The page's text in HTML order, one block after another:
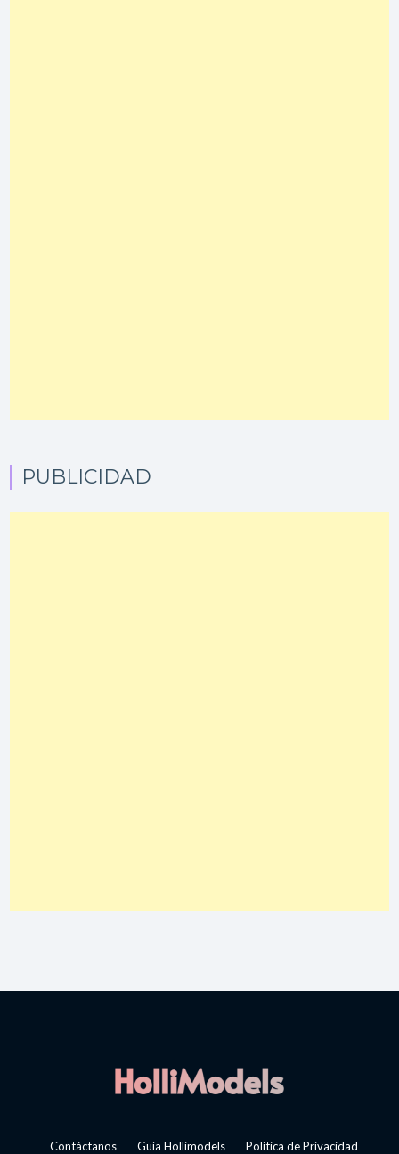
PUBLICIDAD
Contáctanos Guía Hollimodels Política de Privacidad